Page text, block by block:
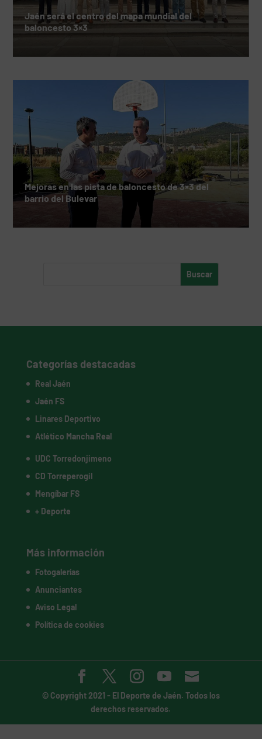
Jaén será el centro del mapa mundial del
baloncesto 3×3
Mejoras en las pista de baloncesto de 3×3 del
barrio del Bulevar
Categorías destacadas
Real Jaén
Jaén FS
Linares Deportivo
Atlético Mancha Real
UDC Torredonjimeno
CD Torreperogil
Mengíbar FS
+ Deporte
Más información
Fotogalerías
Anunciantes
Aviso Legal
Política de cookies
© Copyright 2021 - El Deporte de Jaén. Todos los
derechos reservados.